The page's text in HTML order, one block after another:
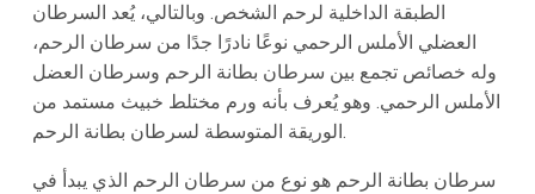
الطبقة الداخلية لرحم الشخص. وبالتالي، يُعد السرطان
العضلي الأملس الرحمي نوعًا نادرًا جدًا من سرطان الرحم،
وله خصائص تجمع بين سرطان بطانة الرحم وسرطان العضل
الأملس الرحمي. وهو يُعرف بأنه ورم مختلط خبيث مستمد من
الوريقة المتوسطة لسرطان بطانة الرحم.
سرطان بطانة الرحم هو نوع من سرطان الرحم الذي يبدأ في